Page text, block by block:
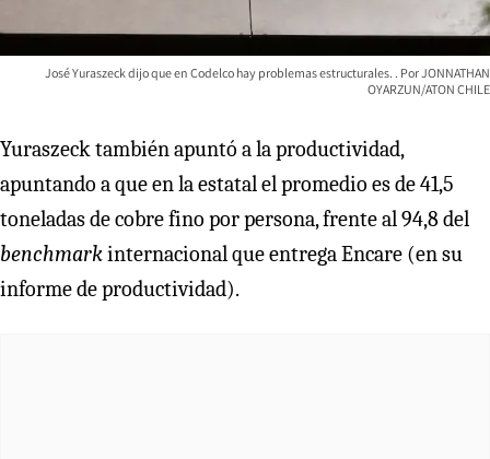
José Yuraszeck dijo que en Codelco hay problemas estructurales.
JONNATHAN
OYARZUN/ATON CHILE
Yuraszeck también apuntó a la productividad,
apuntando a que en la estatal el promedio es de 41,5
toneladas de cobre fino por persona, frente al 94,8 del
benchmarkinternacional que entrega Encare (en su
informe de productividad).